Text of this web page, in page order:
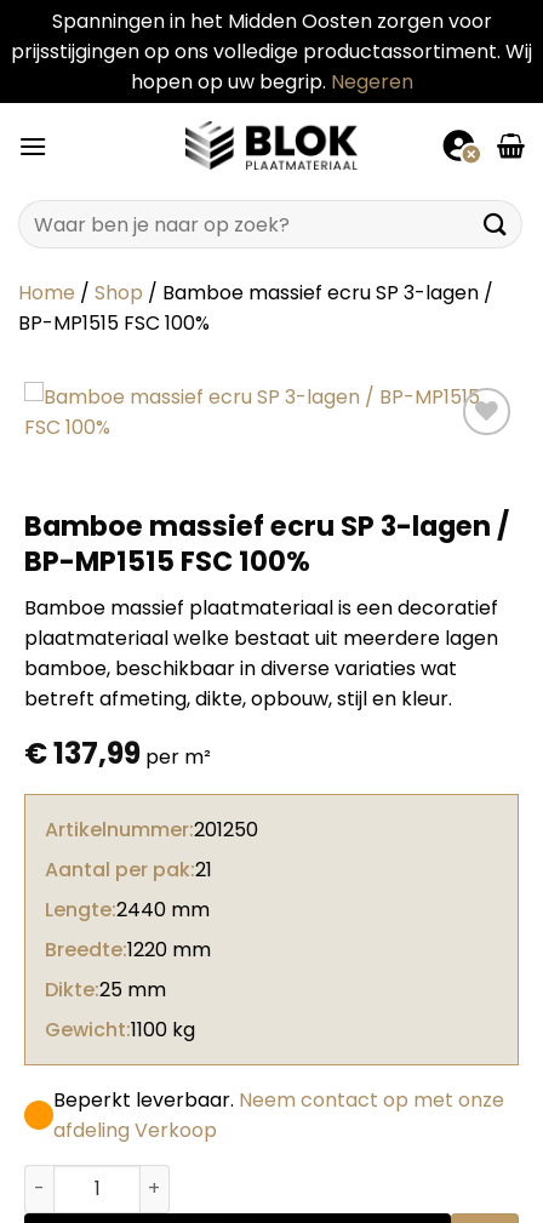
Spanningen in het Midden Oosten zorgen voor
prijsstijgingen op ons volledige productassortiment. Wij
hopen op uw begrip. Negeren
naar
Zoeken
naar:
Home / Shop / Bamboe massief ecru SP 3-lagen /
BP-MP1515 FSC 100%
Bamboe massief ecru SP 3-lagen /
BP-MP1515 FSC 100%
Bamboe massief plaatmateriaal is een decoratief
plaatmateriaal welke bestaat uit meerdere lagen
bamboe, beschikbaar in diverse variaties wat
betreft afmeting, dikte, opbouw, stijl en kleur.
€137,99 per m²
Artikelnummer:201250
Aantal per pak:21
Lengte:2440 mm
Breedte:1220 mm
Dikte:25 mm
Gewicht:1100 kg
Beperkt leverbaar. Neem contact op met onze
afdeling Verkoop
Bamboe massief ecru SP 3-lagen / BP-MP1515 FSC